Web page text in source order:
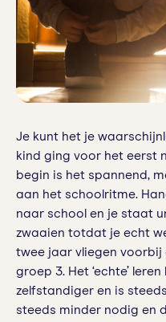
Je kunt het je
kind ging voor het eerst
begin is het spannend,
aan het schoolritme.
naar school en je staat
zwaaien totdat je echt
twee jaar vliegen voorbij
groep 3. Het ‘echte’
zelfstandiger en is
steeds minder nodig en